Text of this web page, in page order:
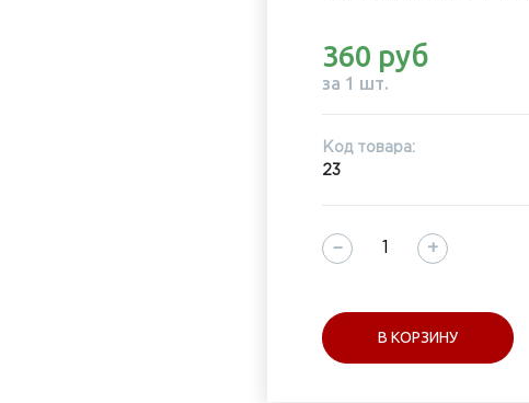
360 руб
за 1 шт.
Код товара:
23
− +
В КОРЗИНУ